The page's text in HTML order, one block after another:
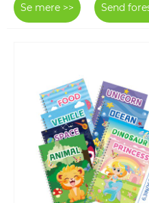
Se mere >> Send